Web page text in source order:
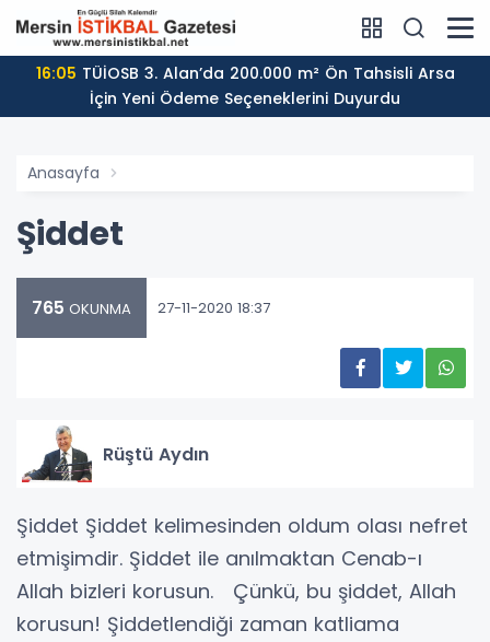
16:05
İçin Yeni Ödeme Seçeneklerini Duyurdu
Anasayfa
Şiddet
765 OKUNMA 27-11-2020 18:37
Rüştü Aydın
Şiddet Şiddet kelimesinden oldum olası nefret
etmişimdir. Şiddet ile anılmaktan Cenab-ı
Allah bizleri korusun. Çünkü, bu şiddet, Allah
korusun! Şiddetlendiği zaman katliama